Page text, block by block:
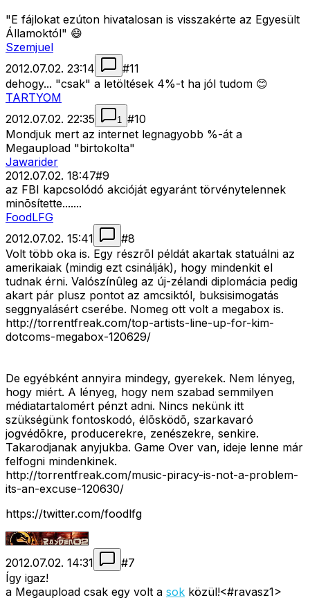
"E fájlokat ezúton hivatalosan is visszakérte az Egyesült
Államoktól" 😄
Szemjuel
2012.07.02. 23:14
#11
dehogy... "csak" a letöltések 4%-t ha jól tudom 😊
TARTYOM
2012.07.02. 22:35
1 #10
Mondjuk mert az internet legnagyobb %-át a
Megaupload "birtokolta"
Jawarider
2012.07.02. 18:47#9
az FBI kapcsolódó akcióját egyaránt törvénytelennek
minõsítette.......
FoodLFG
2012.07.02. 15:41
#8
Volt több oka is. Egy részrõl példát akartak statuálni az
amerikaiak (mindig ezt csinálják), hogy mindenkit el
tudnak érni. Valószínûleg az új-zélandi diplomácia pedig
akart pár plusz pontot az amcsiktól, buksisimogatás
seggnyalásért cserébe. Nomeg ott volt a megabox is.
http://torrentfreak.com/top-artists-line-up-for-kim-
dotcoms-megabox-120629/
De egyébként annyira mindegy, gyerekek. Nem lényeg,
hogy miért. A lényeg, hogy nem szabad semmilyen
médiatartalomért pénzt adni. Nincs nekünk itt
szükségünk fontoskodó, élõsködõ, szarkavaró
jogvédõkre, producerekre, zenészekre, senkire.
Takarodjanak anyjukba. Game Over van, ideje lenne már
felfogni mindenkinek.
http://torrentfreak.com/music-piracy-is-not-a-problem-
its-an-excuse-120630/
https://twitter.com/foodlfg
2012.07.02. 14:31 #7
Így igaz!
a Megaupload csak egy volt a sok közül!<#ravasz1>